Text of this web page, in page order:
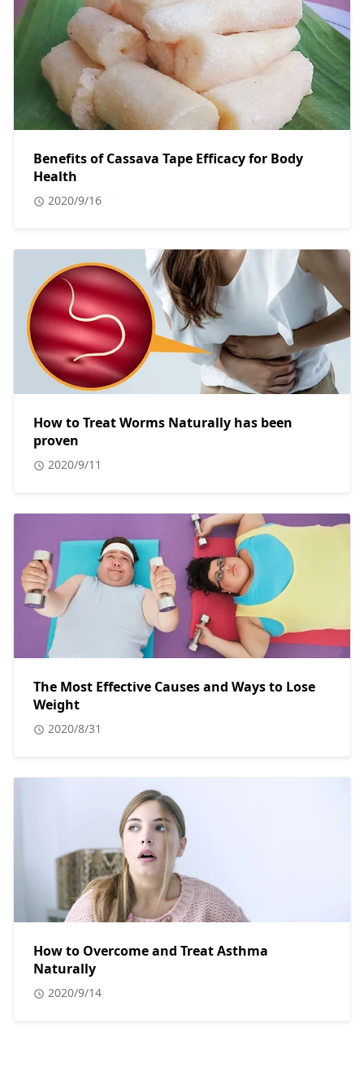
Benefits of Cassava Tape Efficacy for Body
Health
2020/9/16
How to Treat Worms Naturally has been
proven
2020/9/11
The Most Effective Causes and Ways to Lose
Weight
2020/8/31
How to Overcome and Treat Asthma
Naturally
2020/9/14